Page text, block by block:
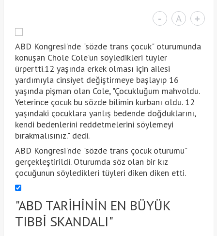
- A +
ABD Kongresi'nde "sözde trans çocuk" oturumunda
konuşan Chole Cole'un söyledikleri tüyler
ürpertti.12 yaşında erkek olması için ailesi
yardımıyla cinsiyet değiştirmeye başlayıp 16
yaşında pişman olan Cole, "Çocukluğum mahvoldu.
Yeterince çocuk bu sözde bilimin kurbanı oldu. 12
yaşındaki çocuklara yanlış bedende doğduklarını,
kendi bedenlerini reddetmelerini söylemeyi
bırakmalısınız." dedi.
ABD Kongresi'nde "sözde trans çocuk oturumu"
gerçekleştirildi. Oturumda söz olan bir kız
çocuğunun söyledikleri tüyleri diken diken etti.
"ABD TARİHİNİN EN BÜYÜK
TIBBİ SKANDALI"